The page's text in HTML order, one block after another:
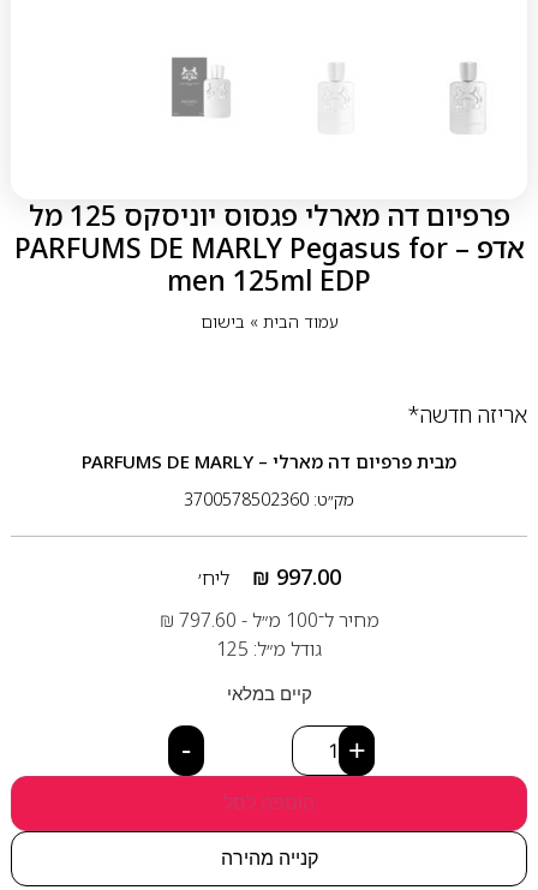
פרפיום דה מארלי פגסוס יוניסקס 125 מל
אדפ – PARFUMS DE MARLY Pegasus for
men 125ml EDP
עמוד הבית» בישום
אריזה חדשה*
מבית פרפיום דה מארלי – PARFUMS DE MARLY
מק״ט: 3700578502360
₪ 997.00
ליח׳
מחיר ל־100 מ״ל -
₪ 797.60
גודל מ״ל: 125
קיים במלאי
- +
הוספה לסל
קנייה מהירה